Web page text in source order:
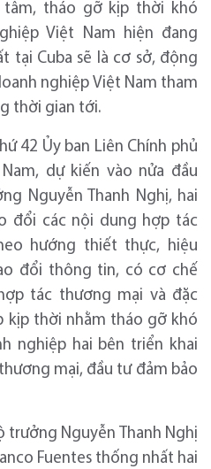
tâm, tháo gỡ kịp thời khó
Việt Nam hiện đang
tại Cuba sẽ là cơ sở, động
nghiệp Việt Nam tham
thời gian tới.
42 Ủy ban Liên Chính phủ
dự kiến vào nửa đầu
Nguyễn Thanh Nghị, hai
đổi các nội dung hợp tác
hướng thiết thực, hiệu
đổi thông tin, có cơ chế
tác thương mại và đặc
kịp thời nhằm tháo gỡ khó
nghiệp hai bên triển khai
mại, đầu tư đảm bảo
trưởng Nguyễn Thanh Nghị
Fuentes thống nhất hai